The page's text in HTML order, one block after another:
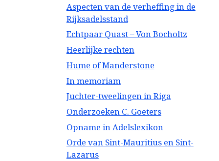
Aspecten van de verheffing in de
Rijksadelsstand
Echtpaar Quast – Von Bocholtz
Heerlijke rechten
Hume of Manderstone
In memoriam
Juchter-tweelingen in Riga
Onderzoeken C. Goeters
Opname in Adelslexikon
Orde van Sint-Mauritius en Sint-
Lazarus